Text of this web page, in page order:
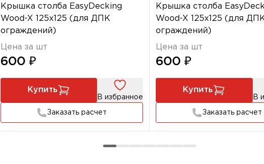
Крышка столба EasyDecking
Wood-X 125х125 (для ДПК
ограждений)
Цена за шт
600 ₽
Купить
В избранное
Заказать расчет
Крышка столба
Wood-X 125х125 (для
ограждений)
Цена за шт
600 ₽
Купить
В
Заказать расчет